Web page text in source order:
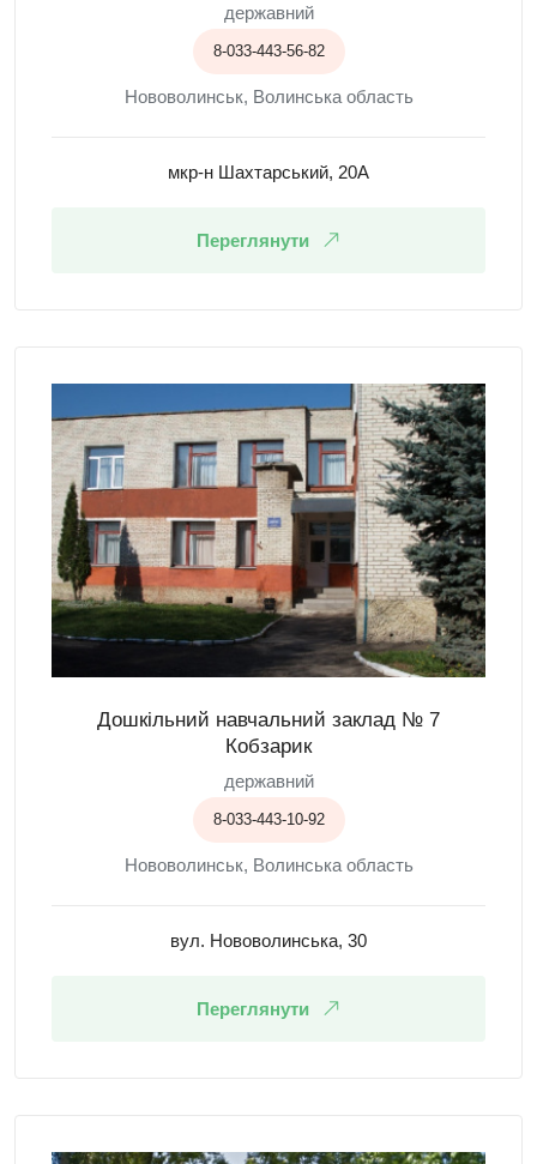
державний
8-033-443-56-82
Нововолинськ, Волинська область
мкр-н Шахтарський, 20А
Переглянути
Дошкільний навчальний заклад № 7
Кобзарик
державний
8-033-443-10-92
Нововолинськ, Волинська область
вул. Нововолинська, 30
Переглянути